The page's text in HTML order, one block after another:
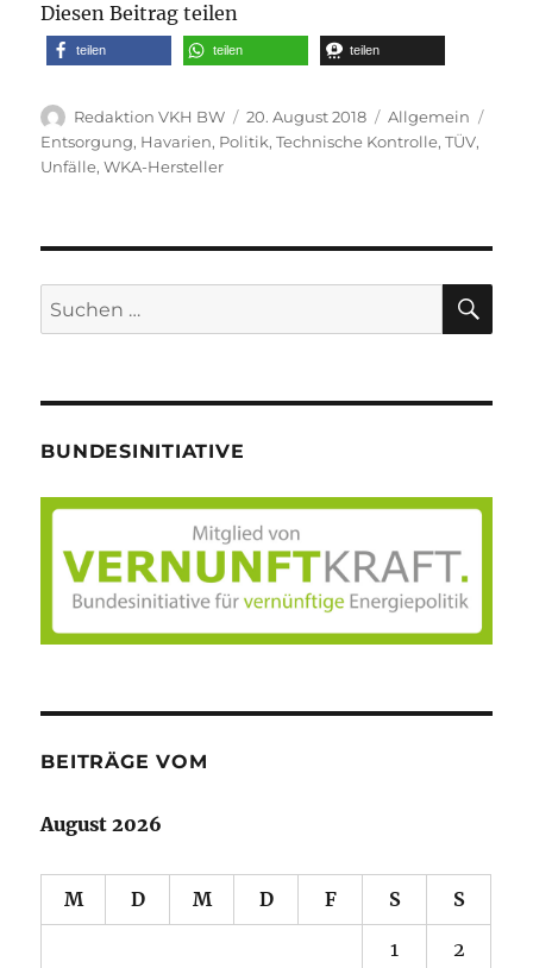
Diesen Beitrag teilen
teilen teilen teilen
Autor
Redaktion VKH BW
Veröffentlicht
am
20. August 2018 Kategorien
Allgemein
Entsorgung, Havarien, Politik,Technische Kontrolle,TÜV,
Unfälle,WKA-Hersteller
Suche
nach:
BUNDESINITIATIVE
BEITRÄGE VOM
August 2026
M D M D F S S
1 2